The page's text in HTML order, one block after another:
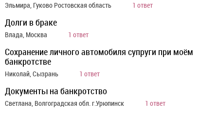
Эльмира, Гуково Ростовская область 1 ответ
Долги в браке
Влада, Москва 1 ответ
Сохранение личного автомобиля супруги при моём
банкротстве
Николай, Сызрань 1 ответ
Документы на банкротство
Светлана, Волгоградская обл. г.Урюпинск 1 ответ